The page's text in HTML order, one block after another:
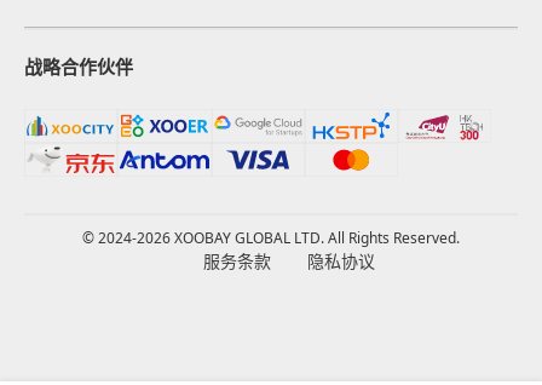
战略合作伙伴
© 2024-2026 XOOBAY GLOBAL LTD. All Rights Reserved.
服务条款 隐私协议